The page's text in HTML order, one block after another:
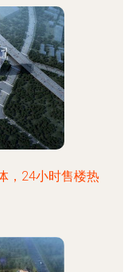
，24小时售楼热